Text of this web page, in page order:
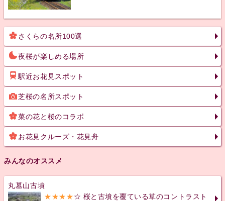
さくらの名所100選
夜桜が楽しめる場所
駅近お花見スポット
芝桜の名所スポット
菜の花と桜のコラボ
お花見クルーズ・花見舟
みんなのオススメ
丸墓山古墳
★★★★☆ 桜と古墳を覆ている草のコントラスト